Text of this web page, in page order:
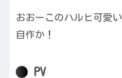
おおーこのハルヒ可愛
自作か！
PV